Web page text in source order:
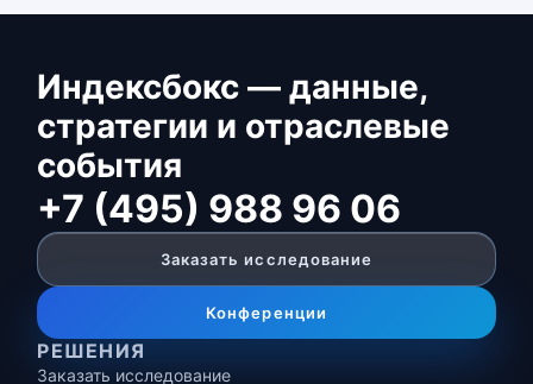
Индексбокс — данные,
стратегии и отраслевые
события
+7 (495) 988 96 06
Заказать исследование
Конференции
РЕШЕНИЯ
Заказать исследование